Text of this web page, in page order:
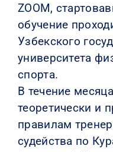
ZOOM,
обучение
Узбекского
университета
спорта.
В течение
теоретически и
правилам
судейства по